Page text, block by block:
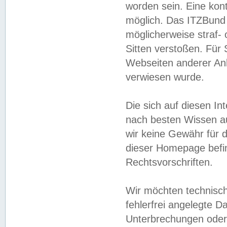
worden sein. Eine
möglich. Das
möglicherweise straf-
Sitten verstoßen. Für
Webseiten anderer
verwiesen wurde.
Die sich auf diesen
nach besten Wissen
wir keine Gewähr für
dieser Homepage
Rechtsvorschriften.
Wir möchten
fehlerfrei angelegte
Unterbrechungen